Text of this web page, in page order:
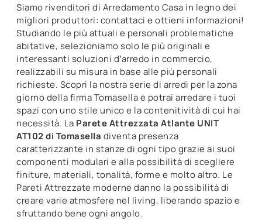
Siamo rivenditori di Arredamento Casa in legno dei
migliori produttori: contattaci e ottieni informazioni!
Studiando le più attuali e personali problematiche
abitative, selezioniamo solo le più originali e
interessanti soluzioni d’arredo in commercio,
realizzabili su misura in base alle più personali
richieste. Scopri la nostra serie di arredi per la zona
giorno della firma Tomasella e potrai arredare i tuoi
spazi con uno stile unico e la contenitività di cui hai
necessità. La Parete Attrezzata Atlante UNIT
AT102 di Tomasella diventa presenza
caratterizzante in stanze di ogni tipo grazie ai suoi
componenti modulari e alla possibilità di scegliere
finiture, materiali, tonalità, forme e molto altro. Le
Pareti Attrezzate moderne danno la possibilità di
creare varie atmosfere nel living, liberando spazio e
sfruttando bene ogni angolo.